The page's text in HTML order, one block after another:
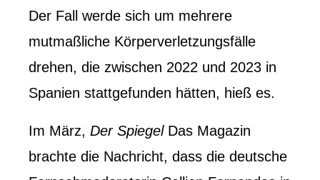
Der Fall werde sich um mehrere
mutmaßliche Körperverletzungsfälle
drehen, die zwischen 2022 und 2023 in
Spanien stattgefunden hätten, hieß es.
Im März, Der Spiegel Das Magazin
brachte die Nachricht, dass die deutsche